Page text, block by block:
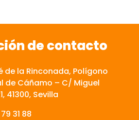
de contacto
de la Rinconada, Polígono
de Cáñamo – C/ Miguel
41300, Sevilla
31 88